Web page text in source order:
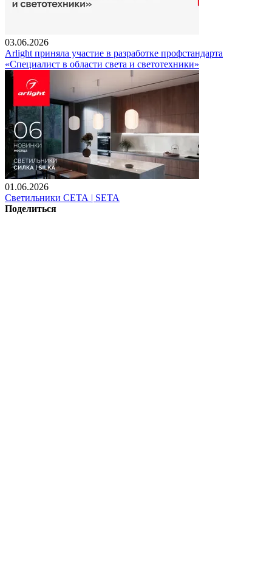
03.06.2026
Arlight приняла участие в разработке профстандарта
«Специалист в области света и светотехники»
01.06.2026
Светильники СЕТА | SETA
Поделиться